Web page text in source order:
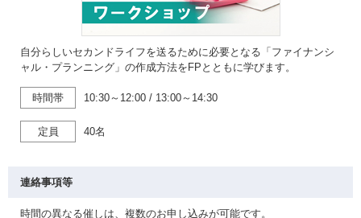
自分らしいセカンドライフを送るために必要となる「ファイナンシ
ャル・プランニング」の作成方法をFPとともに学びます。
時間帯 10:30～12:00 / 13:00～14:30
定員 40名
連絡事項等
時間の異なる催しは、複数のお申し込みが可能です。